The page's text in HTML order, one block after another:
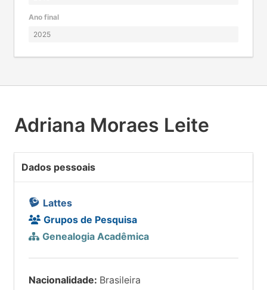
Ano final
Adriana Moraes Leite
Dados pessoais
Lattes
Grupos de Pesquisa
Genealogia Acadêmica
Nacionalidade: Brasileira